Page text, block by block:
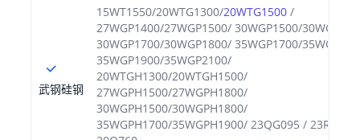
武钢硅钢
15WT1550/20WTG1300/20WTG1500 /
27WGP1400/27WGP1500/ 30WGP1500/
30WGP1700/30WGP1800/ 35WGP1700/
35WGP1900/35WGP2100/
20WTGH1300/20WTGH1500/
27WGPH1500/27WGPH1800/
30WGPH1500/30WGPH1800/
35WGPH1700/35WGPH1900/ 23QG095 /